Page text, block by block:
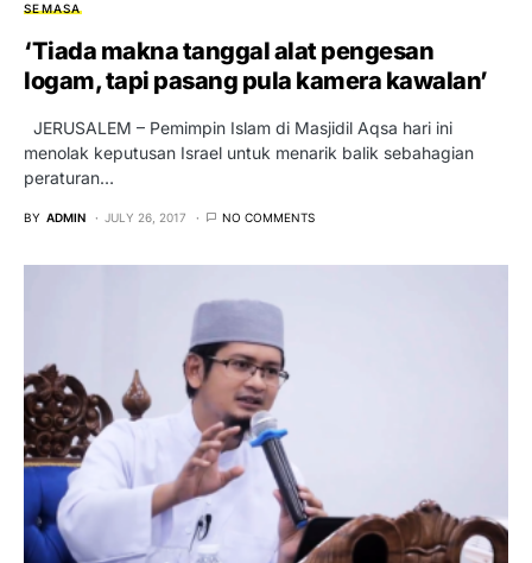
SEMASA
‘Tiada makna tanggal alat pengesan
logam, tapi pasang pula kamera kawalan’
JERUSALEM – Pemimpin Islam di Masjidil Aqsa hari ini
menolak keputusan Israel untuk menarik balik sebahagian
peraturan…
BY ADMIN JULY 26, 2017 NO COMMENTS